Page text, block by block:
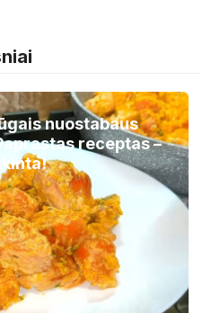
nuostabaus
receptas –